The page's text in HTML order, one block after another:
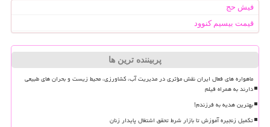
فیش حج
قیمت بیسیم کنوود
پربیننده ترین ها
ماهواره های فعال ایران نقش مؤثری در مدیریت آب، کشاورزی، محیط زیست و بحران های طبیعی
دارند به همراه فیلم
بهترین هدیه به فرزندم!
تکمیل زنجیره آموزش تا بازار شرط تحقق اشتغال پایدار زنان